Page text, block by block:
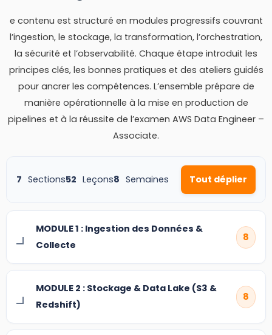
e contenu est structuré en modules progressifs couvrant
l’ingestion, le stockage, la transformation, l’orchestration,
la sécurité et l’observabilité. Chaque étape introduit les
principes clés, les bonnes pratiques et des ateliers guidés
pour ancrer les compétences. L’ensemble prépare de
manière opérationnelle à la mise en production de
pipelines et à la réussite de l’examen AWS Data Engineer –
Associate.
7 Sections52 Leçons8 Semaines Tout déplier
MODULE 1 : Ingestion des Données &
Collecte
8
MODULE 2 : Stockage & Data Lake (S3 &
Redshift)
8